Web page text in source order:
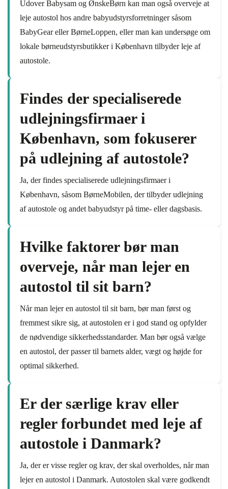
Udover Babysam og ØnskeBørn kan man også overveje at
leje autostol hos andre babyudstyrsforretninger såsom
BabyGear eller BørneLoppen, eller man kan undersøge om
lokale børneudstyrsbutikker i København tilbyder leje af
autostole.
Findes der specialiserede
udlejningsfirmaer i
København, som fokuserer
på udlejning af autostole?
Ja, der findes specialiserede udlejningsfirmaer i
København, såsom BørneMobilen, der tilbyder udlejning
af autostole og andet babyudstyr på time- eller dagsbasis.
Hvilke faktorer bør man
overveje, når man lejer en
autostol til sit barn?
Når man lejer en autostol til sit barn, bør man først og
fremmest sikre sig, at autostolen er i god stand og opfylder
de nødvendige sikkerhedsstandarder. Man bør også vælge
en autostol, der passer til barnets alder, vægt og højde for
optimal sikkerhed.
Er der særlige krav eller
regler forbundet med leje af
autostole i Danmark?
Ja, der er visse regler og krav, der skal overholdes, når man
lejer en autostol i Danmark. Autostolen skal være godkendt